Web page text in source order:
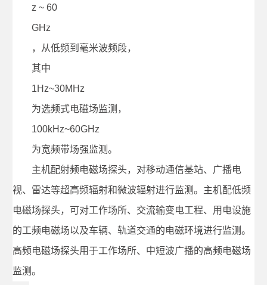
z ~ 60
GHz
，从低频到毫米波频段，
其中
1Hz~30MHz
为选频式电磁场监测，
100kHz~60GHz
为宽频带场强监测。
主机配射频电磁场探头，对移动通信基站、广播电
视、雷达等超高频辐射和微波辐射进行监测。主机配低频
电磁场探头，可对工作场所、交流输变电工程、用电设施
的工频电磁场以及车辆、轨道交通的电磁环境进行监测。
高频电磁场探头用于工作场所、中短波广播的高频电磁场
监测。